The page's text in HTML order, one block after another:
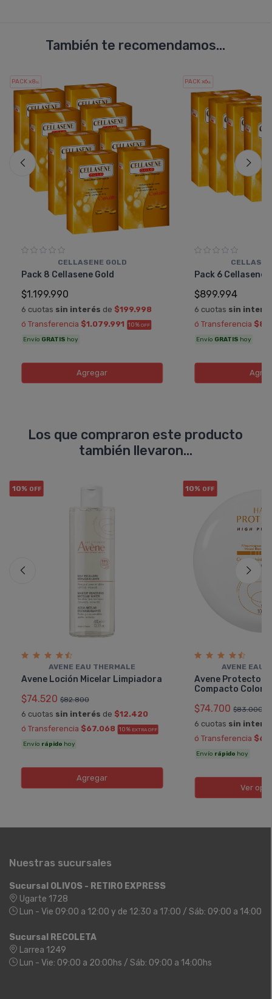
También te recomendamos...
PACK x8u.
CELLASENE GOLD
Pack 8 Cellasene Gold
$1.199.990
6 cuotas sin interés de $199.998
ó Transferencia $1.079.991 10% OFF
Envío GRATIS hoy
Agregar
PACK x6u.
Pack 6 Cellasene
$899.994
6 cuotas sin
ó Transferencia
Envío GRATIS hoy
Los que compraron este producto
también llevaron...
10% OFF
AVENE EAU THERMALE
Avene Loción Micelar Limpiadora
$74.520 $82.800
6 cuotas sin interés de $12.420
ó Transferencia $67.068 10% EXTRA OFF
Envío rápido hoy
Agregar
10% OFF
AVENE EAU
Avene Protector
Compacto Color
$74.700 $83.000
6 cuotas sin
ó Transferencia
Envío rápido hoy
Ver
Nuestras sucursales
Sucursal OLIVOS - RETIRO EXPRESS
Ugarte 1728
Lun - Vie 09:00 a 12:00 y de 12:30 a 17:00 / Sáb: 09:00 a 14:00
Sucursal RECOLETA
Larrea 1249
Lun - Vie: 09:00 a 20:00hs / Sáb: 09:00 a 14:00hs